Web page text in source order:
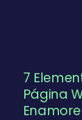
7
Página